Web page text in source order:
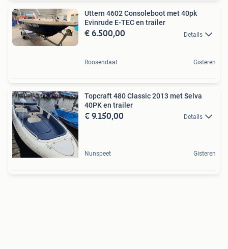
Uttern 4602 Consoleboot met 40pk
Evinrude E-TEC en trailer
€ 6.500,00 Details
Roosendaal Gisteren
Topcraft 480 Classic 2013 met Selva
40PK en trailer
€ 9.150,00 Details
Nunspeet Gisteren